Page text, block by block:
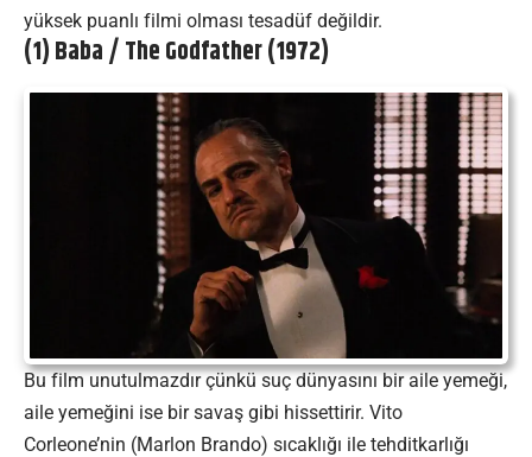
yüksek puanlı filmi olması tesadüf değildir.
(1) Baba / The Godfather (1972)
Bu film unutulmazdır çünkü suç dünyasını bir aile yemeği,
aile yemeğini ise bir savaş gibi hissettirir. Vito
Corleone’nin (Marlon Brando) sıcaklığı ile tehditkarlığı